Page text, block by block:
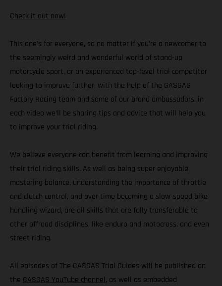
Check it out now!
This one’s for everyone, so no matter if you’re a newcomer to
the seemingly weird and wonderful world of stand-up
motorcycle sport, or an experienced top-level trial competitor
looking to improve further, with the help of the GASGAS
Factory Racing team and some of our brand ambassadors, in
each video we’ll be sharing tips and advice that will help you
to improve your trial riding.
We believe everyone can benefit from learning and improving
their trial riding skills. As well as being super enjoyable,
mastering balance, understanding the importance of throttle
and clutch control, and over time becoming a slow-speed bike
handling wizard, are all skills that are fully transferable to
other offroad disciplines, like enduro and motocross, and even
street riding.
All episodes of The GASGAS Trial Guides will be published on
the GASGAS YouTube channel, as well as embedded